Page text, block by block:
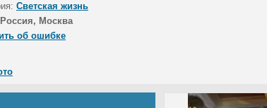
Светская жизнь
Россия, Москва
об ошибке